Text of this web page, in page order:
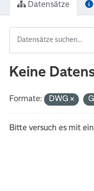
Datensätze
Keine
Formate: DWG
Bitte versuch es mit